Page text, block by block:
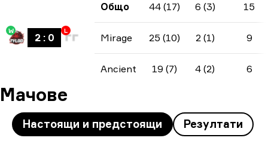
W
2: 0
L
Общо 44 (17) 6 (3) 15
Mirage 25 (10) 2 (1) 9
Ancient 19 (7) 4 (2) 6
Мачове
Настоящи и предстоящи Резултати